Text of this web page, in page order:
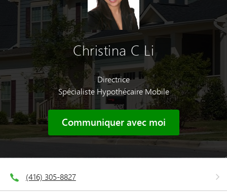
Christina C Li
Directrice
Spécialiste Hypothécaire Mobile
Communiquer avec moi
(416) 305-8827